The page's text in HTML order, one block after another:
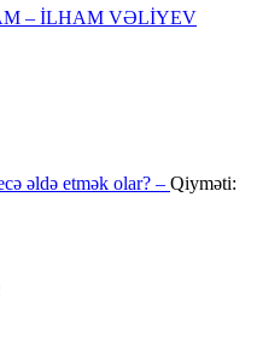
– İLHAM VƏLİYEV
əldə etmək olar? – Qiyməti: